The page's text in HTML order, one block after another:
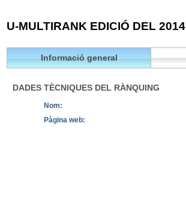
U-MULTIRANK EDICIÓ DEL 2014
Informació general
DADES TÈCNIQUES DEL RÀNQUING
Nom:
Pàgina web: